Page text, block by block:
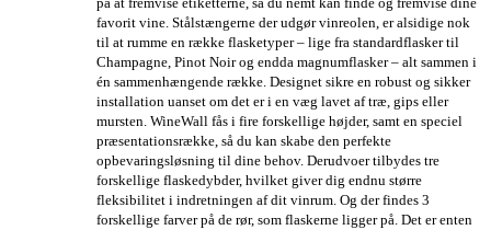
favorit vine. Stålstængerne der udgør vinreolen, er alsidige nok
til at rumme en række flasketyper – lige fra standardflasker til
Champagne, Pinot Noir og endda magnumflasker – alt sammen i
én sammenhængende række. Designet sikre en robust og sikker
installation uanset om det er i en væg lavet af træ, gips eller
mursten. WineWall fås i fire forskellige højder, samt en speciel
præsentationsrække, så du kan skabe den perfekte
opbevaringsløsning til dine behov. Derudvoer tilbydes tre
forskellige flaskedybder, hvilket giver dig endnu større
fleksibilitet i indretningen af dit vinrum. Og der findes 3
forskellige farver på de rør, som flaskerne ligger på. Det er enten